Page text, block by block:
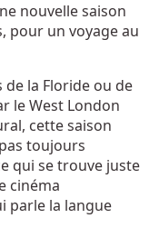
nouvelle saison
pour un voyage au
de la Floride ou de
le West London
cette saison
toujours
qui se trouve juste
cinéma
parle la langue